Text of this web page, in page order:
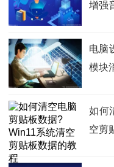
增强
电脑
模块
如何
空剪